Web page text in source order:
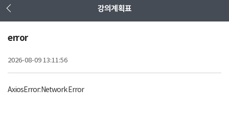
강의계획표
error
2026-08-09 13:11:56
AxiosError: Network Error